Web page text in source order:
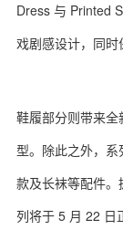
Dress 与 Printed
戏剧感设计，同时
鞋履部分则带来全
型。除此之外，
款及长袜等配件。
列将于 5 月 22 日